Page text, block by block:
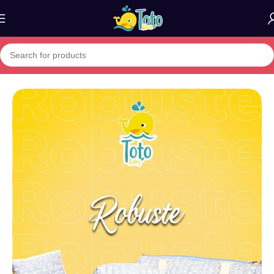
Home»Boutique»Pack sacs Bebeto